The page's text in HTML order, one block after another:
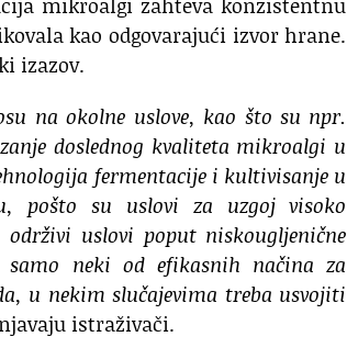
kao odgovarajući izvor hrane.
izazov.
na okolne uslove, kao što su npr.
doslednog kvaliteta mikroalgi u
fermentacije i kultivisanje u
pošto su uslovi za uzgoj visoko
uslovi poput niskougljenične
neki od efikasnih načina za
u nekim slučajevima treba usvojiti
istraživači.